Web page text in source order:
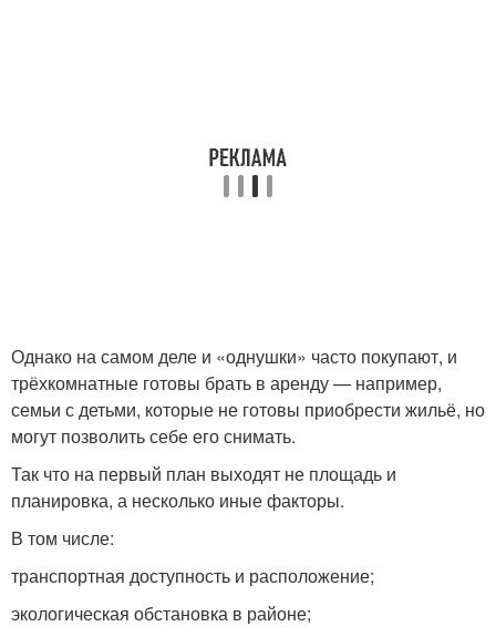
Однако на самом деле и «однушки» часто покупают, и
трёхкомнатные готовы брать в аренду — например,
семьи с детьми, которые не готовы приобрести жильё, но
могут позволить себе его снимать.
Так что на первый план выходят не площадь и
планировка, а несколько иные факторы.
В том числе:
транспортная доступность и расположение;
экологическая обстановка в районе;